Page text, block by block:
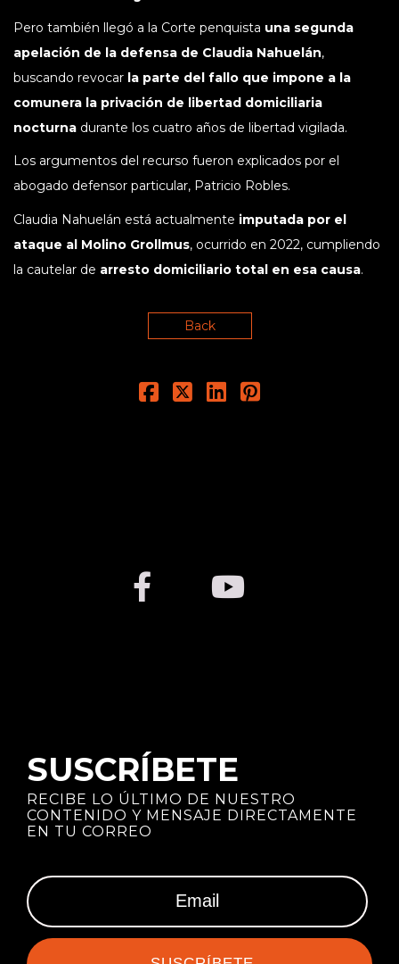
Pero también llegó a la Corte penquista una segunda
apelación de la defensa de Claudia Nahuelán,
buscando revocar la parte del fallo que impone a la
comunera la privación de libertad domiciliaria
nocturna durante los cuatro años de libertad vigilada.
Los argumentos del recurso fueron explicados por el
abogado defensor particular, Patricio Robles.
Claudia Nahuelán está actualmente imputada por el
ataque al Molino Grollmus, ocurrido en 2022, cumpliendo
la cautelar de arresto domiciliario total en esa causa.
Back
SUSCRÍBETE
RECIBE LO ÚLTIMO DE NUESTRO
CONTENIDO Y MENSAJE DIRECTAMENTE
EN TU CORREO